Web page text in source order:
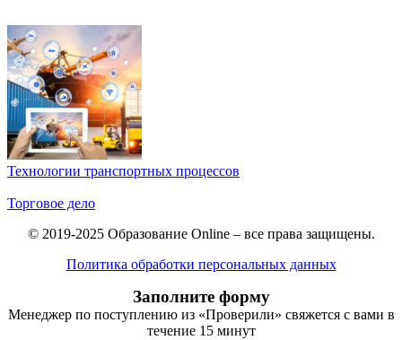
Технологии транспортных процессов
Торговое дело
© 2019-2025 Образование Online – все права защищены.
Политика обработки персональных данных
Заполните форму
Менеджер по поступлению из «Проверили» свяжется с вами в
течение 15 минут